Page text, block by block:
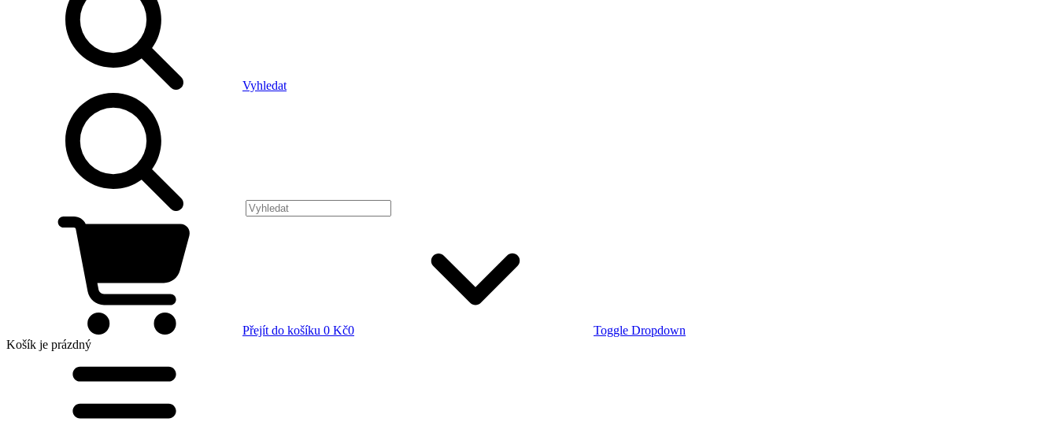
Vyhledat
Přejít do košíku 0 Kč0
Toggle Dropdown
Košík je prázdný